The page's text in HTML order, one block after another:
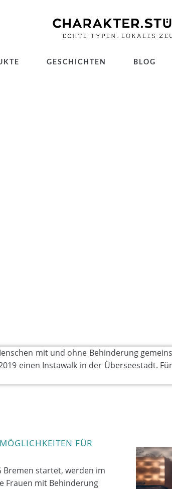
GESCHICHTEN BLOG
mit und ohne Behinderung
einen Instawalk in der Überseestadt.
FÜR
Bremen startet, werden im
Frauen mit Behinderung